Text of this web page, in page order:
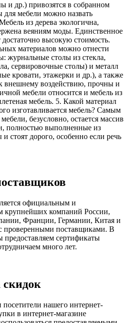
и др.) привозятся в собранном
для мебели можно назвать
из дерева экологична,
веяниям моды. Единственное
достаточно высокую стоимость.
материалов можно отнести
журнальные столы из стекла,
сервировочные столы) и металл
кровати, этажерки и др.), а также
внешнему воздействию, прочны и
мебели относится и мебель из
мебель. 5. Какой материал
изготавливается мебель? Самым
безусловно, остается массив
полностью выполненные из
стоят дорого, особенно если речь
официальным и
крупнейших компаний России,
Франции, Германии, Китая и
проверенными поставщиками. В
предоставляем сертификаты
много лет.
скидок
нашего интернет-
в интернет-магазине